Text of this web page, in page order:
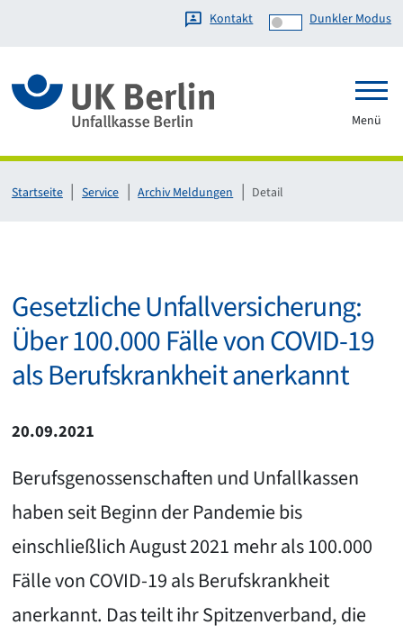
Kontakt Dunkler Modus
Menü
Startseite Service Archiv Meldungen Detail
Gesetzliche Unfallversicherung:
Über 100.000 Fälle von COVID-19
als Berufskrankheit anerkannt
20.09.2021
Berufsgenossenschaften und Unfallkassen
haben seit Beginn der Pandemie bis
einschließlich August 2021 mehr als 100.000
Fälle von COVID-19 als Berufskrankheit
anerkannt. Das teilt ihr Spitzenverband, die